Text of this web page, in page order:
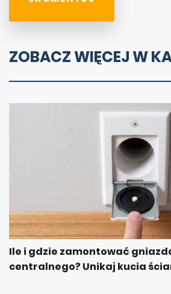
ZOBACZ WIĘCEJ W
Ile i gdzie zamontować
centralnego? Unikaj kucia